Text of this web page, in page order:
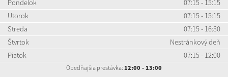
Pondelok
07:15 - 15:15
Utorok
07:15 - 15:15
Streda
07:15 - 16:30
Štvrtok
Nestránkový deň
Piatok
07:15 - 12:00
Obedňajšia prestávka: 12:00 - 13:00